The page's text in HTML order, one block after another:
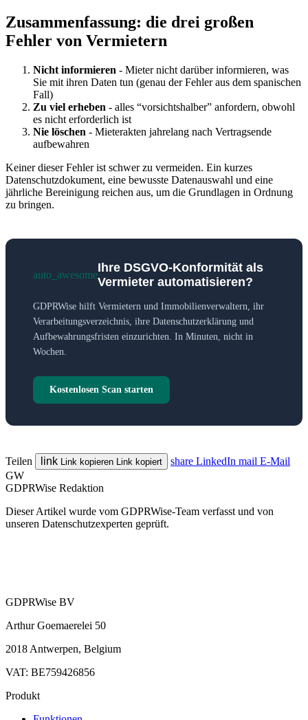
Zusammenfassung: die drei großen
Fehler von Vermietern
Nicht informieren - Mieter nicht darüber informieren, was
Sie mit ihren Daten tun (genau der Fehler aus dem spanischen
Fall)
Zu viel erheben - alles “vorsichtshalber” anfordern, obwohl
es nicht erforderlich ist
Nie löschen - Mieterakten jahrelang nach Vertragsende
aufbewahren
Keiner dieser Fehler ist schwer zu vermeiden. Ein kurzes
Datenschutzdokument, eine bewusste Datenauswahl und eine
jährliche Bereinigung reichen aus, um die Grundlagen in Ordnung
zu bringen.
auto_awesome
Ihre DSGVO-Konformität als
Vermieter automatisieren?
GDPRWise hilft Vermietern und Immobilienverwaltern, ihr
Verarbeitungsverzeichnis, ihre Datenschutzerklärung und
Aufbewahrungsfristen einzurichten. In Minuten, nicht in
Wochen.
Kostenlosen Scan starten
Teilen link Link kopieren Link kopiert share LinkedIn mail E-Mail
GW
GDPRWise Redaktion
Dieser Artikel wurde vom GDPRWise-Team verfasst und von
unseren Datenschutzexperten geprüft.
GDPRWise BV
Arthur Goemaerelei 50
2018 Antwerpen, Belgium
VAT: BE759426856
Produkt